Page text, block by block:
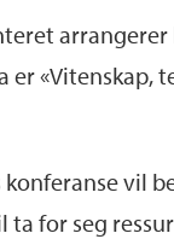
er
vil
ta for seg